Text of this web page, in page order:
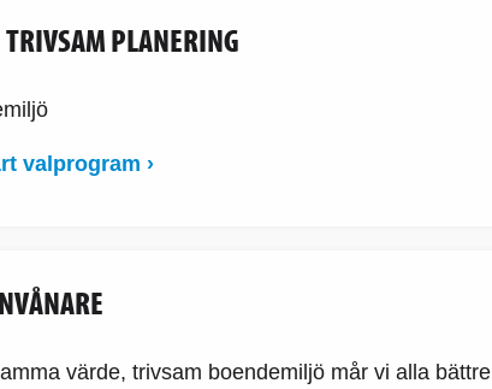
PLANERING
valprogram ›
värde, trivsam boendemiljö mår vi alla bättre